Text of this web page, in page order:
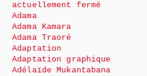
actuellement fermé
Adama
Adama Kamara
Adama Traoré
Adaptation
Adaptation graphique
Adélaïde Mukantabana